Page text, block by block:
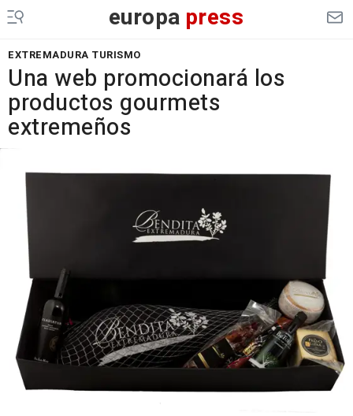
europa press
EXTREMADURA TURISMO
Una web promocionará los
productos gourmets
extremeños